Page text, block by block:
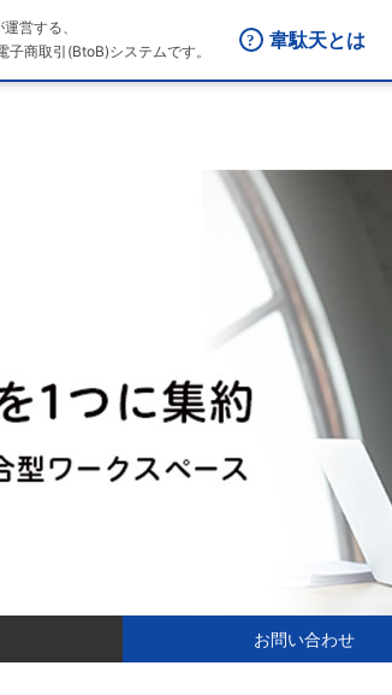
営する、
商取引(BtoB)システムです。
韋駄天とは
お問い合わせ